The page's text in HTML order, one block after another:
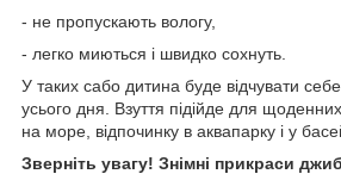
- не пропускають вологу,
- легко миються і швидко сохнуть.
У таких сабо дитина буде відчувати
усього дня. Взуття підійде для
на море, відпочинку в аквапарку і у
Зверніть увагу! Знімні прикраси